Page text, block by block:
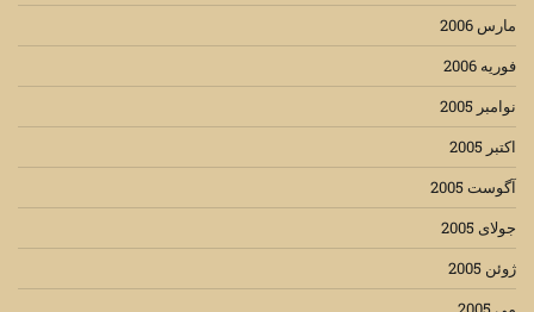
مارس 2006
فوریه 2006
نوامبر 2005
اکتبر 2005
آگوست 2005
جولای 2005
ژوئن 2005